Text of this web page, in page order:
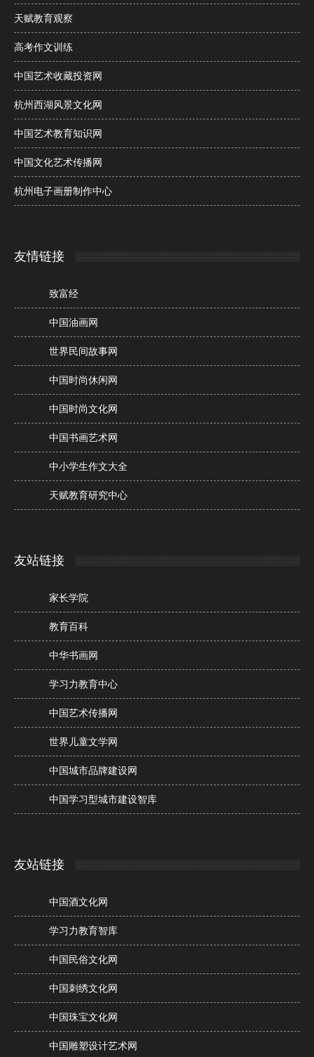
天赋教育观察
高考作文训练
中国艺术收藏投资网
杭州西湖风景文化网
中国艺术教育知识网
中国文化艺术传播网
杭州电子画册制作中心
友情链接
致富经
中国油画网
世界民间故事网
中国时尚休闲网
中国时尚文化网
中国书画艺术网
中小学生作文大全
天赋教育研究中心
友站链接
家长学院
教育百科
中华书画网
学习力教育中心
中国艺术传播网
世界儿童文学网
中国城市品牌建设网
中国学习型城市建设智库
友站链接
中国酒文化网
学习力教育智库
中国民俗文化网
中国刺绣文化网
中国珠宝文化网
中国雕塑设计艺术网